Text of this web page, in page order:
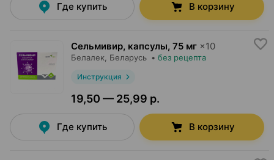
Где купить В корзину
Сельмивир, капсулы, 75 мг ×10
Белалек , Беларусь • без рецепта
Инструкция
19,50 — 25,99 р.
Где купить В корзину